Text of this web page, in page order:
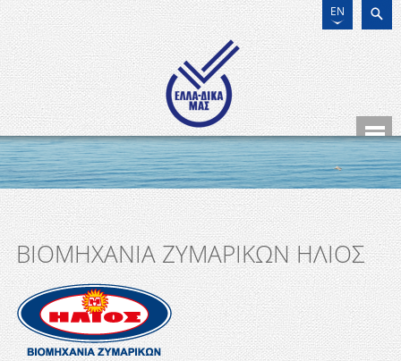
EN
ΒΙΟΜΗΧΑΝΙΑ ΖΥΜΑΡΙΚΩΝ ΗΛΙΟΣ